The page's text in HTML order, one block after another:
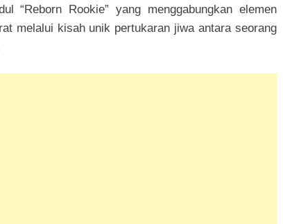
“Reborn Rookie” yang menggabungkan elemen
melalui kisah unik pertukaran jiwa antara seorang